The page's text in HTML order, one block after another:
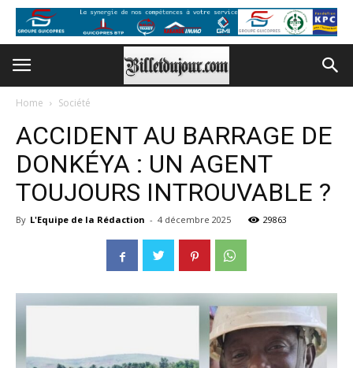
Home Société
ACCIDENT AU BARRAGE DE
DONKÉYA : UN AGENT
TOUJOURS INTROUVABLE ?
By L'Equipe de la Rédaction - 4 décembre 2025 29863